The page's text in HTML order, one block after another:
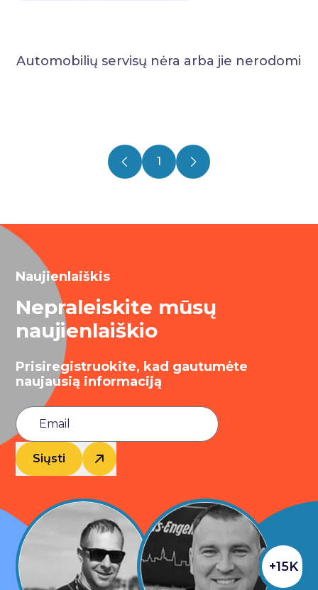
Automobilių servisų nėra arba jie nerodomi
1
Naujienlaiškis
Nepraleiskite mūsų
naujienlaiškio
Prisiregistruokite, kad gautumėte
naujausią informaciją
Siųsti
+15K